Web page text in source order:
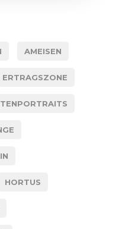
AMEISEN
ERTRAGSZONE
HORTUS